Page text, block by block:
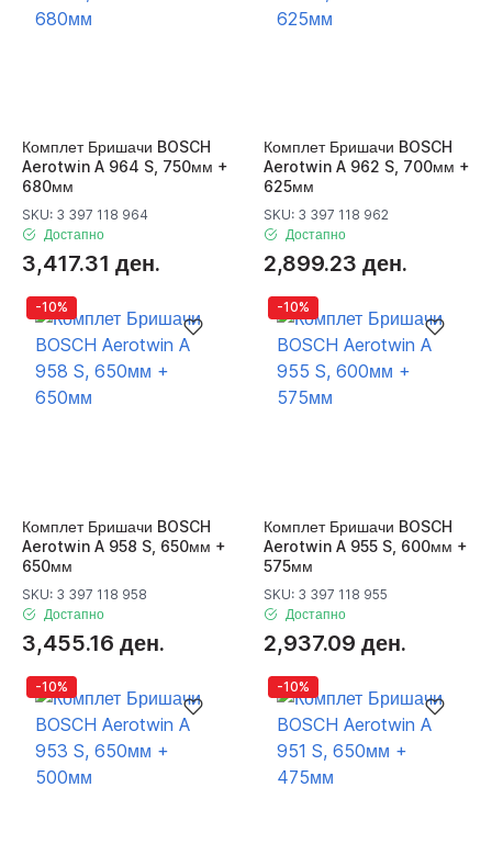
Комплет Бришачи BOSCH
Aerotwin A 964 S, 750мм +
680мм
SKU: 3 397 118 964
Достапно
3,417.31 ден.
Комплет Бришачи BOSCH
Aerotwin A 962 S, 700мм +
625мм
SKU: 3 397 118 962
Достапно
2,899.23 ден.
-10%
Комплет Бришачи BOSCH
Aerotwin A 958 S, 650мм +
650мм
SKU: 3 397 118 958
Достапно
3,455.16 ден.
-10%
Комплет Бришачи BOSCH
Aerotwin A 955 S, 600мм +
575мм
SKU: 3 397 118 955
Достапно
2,937.09 ден.
-10% -10%